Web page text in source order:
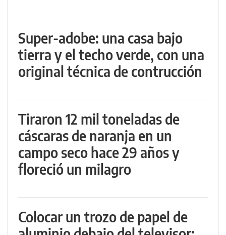
Super-adobe: una casa bajo
tierra y el techo verde, con una
original técnica de contrucción
Tiraron 12 mil toneladas de
cáscaras de naranja en un
campo seco hace 29 años y
floreció un milagro
Colocar un trozo de papel de